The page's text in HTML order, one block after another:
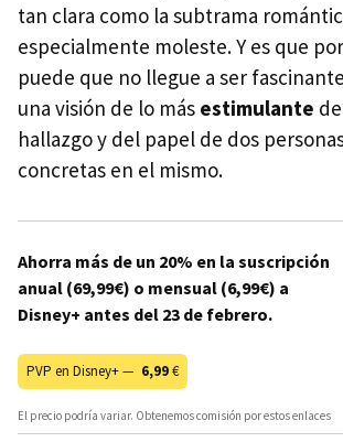
tan clara como la subtrama
especialmente moleste. Y es que
puede que no llegue a ser
una visión de lo más estimulante
hallazgo y del papel de dos
concretas en el mismo.
Ahorra más de un 20% en la suscripción
anual (69,99€) o mensual (6,99€) a
Disney+ antes del 23 de febrero.
PVP en Disney+ — 6,99€
El precio podría variar. Obtenemos comisión por estos enlaces